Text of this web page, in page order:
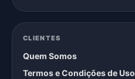
CLIENTES
Quem Somos
Termos e Condições de Uso